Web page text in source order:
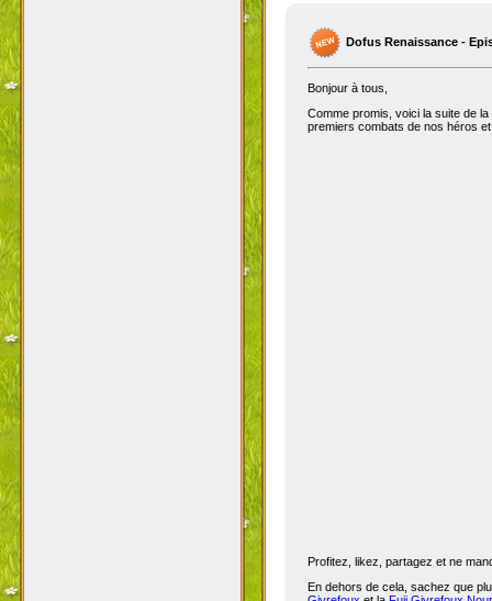
Dofus Renaissance -
Bonjour à tous,
Comme promis, voici la suite de
premiers combats de nos héros
Profitez, likez, partagez et ne
En dehors de cela, sachez que